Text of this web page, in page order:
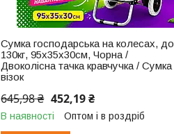
Сумка господарська на колесах, до
130кг, 95х35х30см, Чорна /
Двоколісна тачка кравчучка / Сумка
візок
645,98 ₴ 452,19 ₴
В наявності Оптом і в роздріб